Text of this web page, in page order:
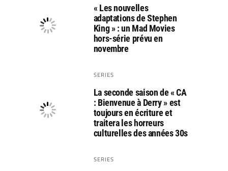
« Les nouvelles
adaptations de Stephen
King » : un Mad Movies
hors-série prévu en
novembre
SERIES
La seconde saison de « CA
: Bienvenue à Derry » est
toujours en écriture et
traitera les horreurs
culturelles des années 30s
SERIES